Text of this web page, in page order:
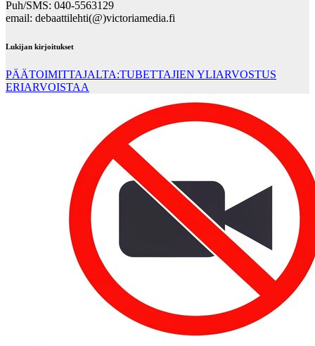
Puh/SMS: 040-5563129
email: debaattilehti(@)victoriamedia.fi
Lukijan kirjoitukset
PÄÄTOIMITTAJALTA:TUBETTAJIEN YLIARVOSTUS
ERIARVOISTAA